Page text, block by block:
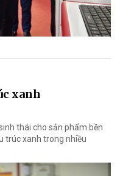
xanh
thái cho sản phẩm bền
trúc xanh trong nhiều